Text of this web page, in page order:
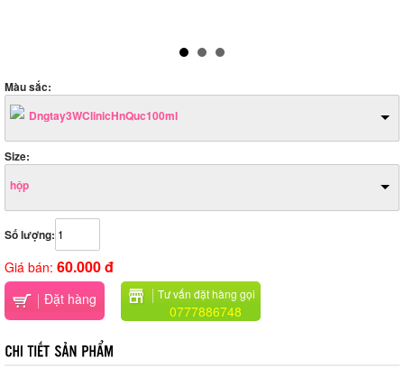
Màu sắc:
Dngtay3WClinicHnQuc100ml
Size:
hộp
Số lượng:
Giá bán: 60.000 đ
Đặt hàng Tư vấn đặt hàng gọi
0777886748